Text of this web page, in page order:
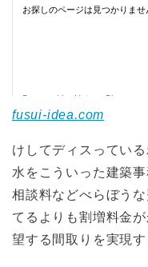
fusui-idea.com
けしてディスってい
水をこういった建築
相談料などべらぼう
てるよりも割増料金
望する間取りを実現